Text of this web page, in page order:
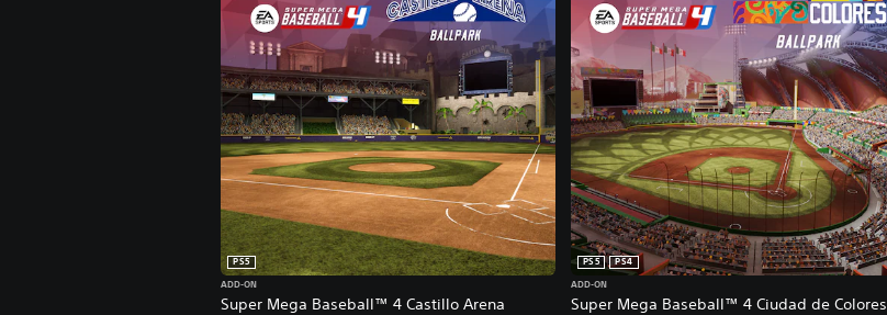
Super Mega Baseball™ 4 Castillo Arena
PS5
ADD-ON
Super Mega Baseball™ 4 Ciudad de Colores
PS5
PS4
ADD-ON